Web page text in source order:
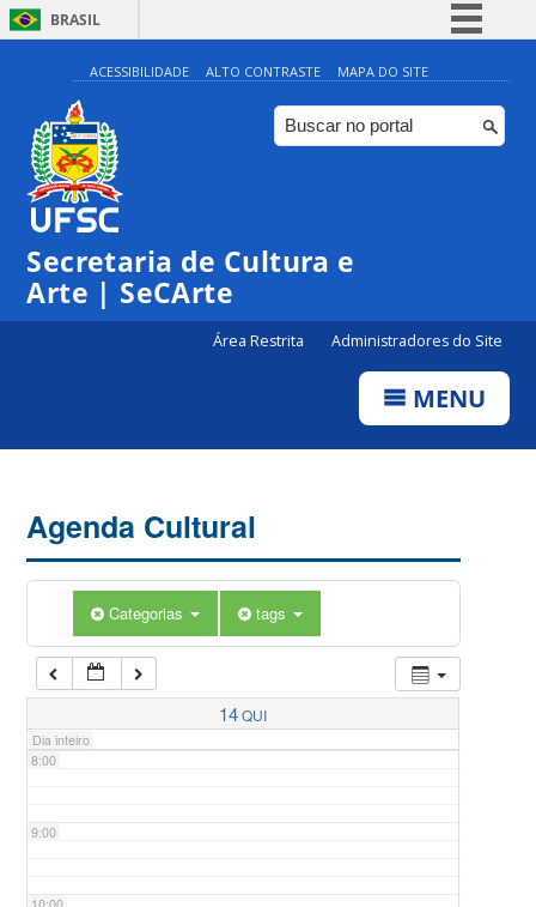
BRASIL
Simplifique!
Comunica BR
Participe
ACESSIBILIDADE ALTO CONTRASTE MAPA DO SITE
Secretaria de Cultura e
Arte | SeCArte
Área Restrita Administradores do Site
MENU
Agenda Cultural
Categorias tags
14QUI
Dia inteiro
0:00
1:00
5:00
7:00
8:00
9:00